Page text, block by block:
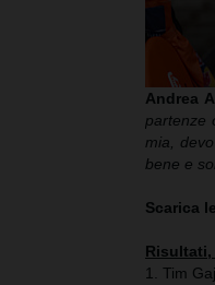
Andrea
partenze
mia,
bene e
Scarica
Risultati,
1. Tim